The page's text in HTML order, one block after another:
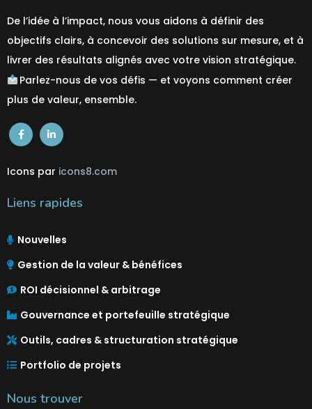
De l’idée à l’impact, nous vous aidons à définir des
objectifs clairs, à concevoir des solutions sur mesure, et à
livrer des résultats alignés avec votre vision stratégique.
Parlez-nous de vos défis — et voyons comment créer
plus de valeur, ensemble.
Icons par icons8.com
Liens rapides
Nouvelles
Gestion de la valeur & bénéfices
ROI décisionnel & arbitrage
Gouvernance et portefeuille stratégique
Outils, cadres & structuration stratégique
Portfolio de projets
Nous trouver